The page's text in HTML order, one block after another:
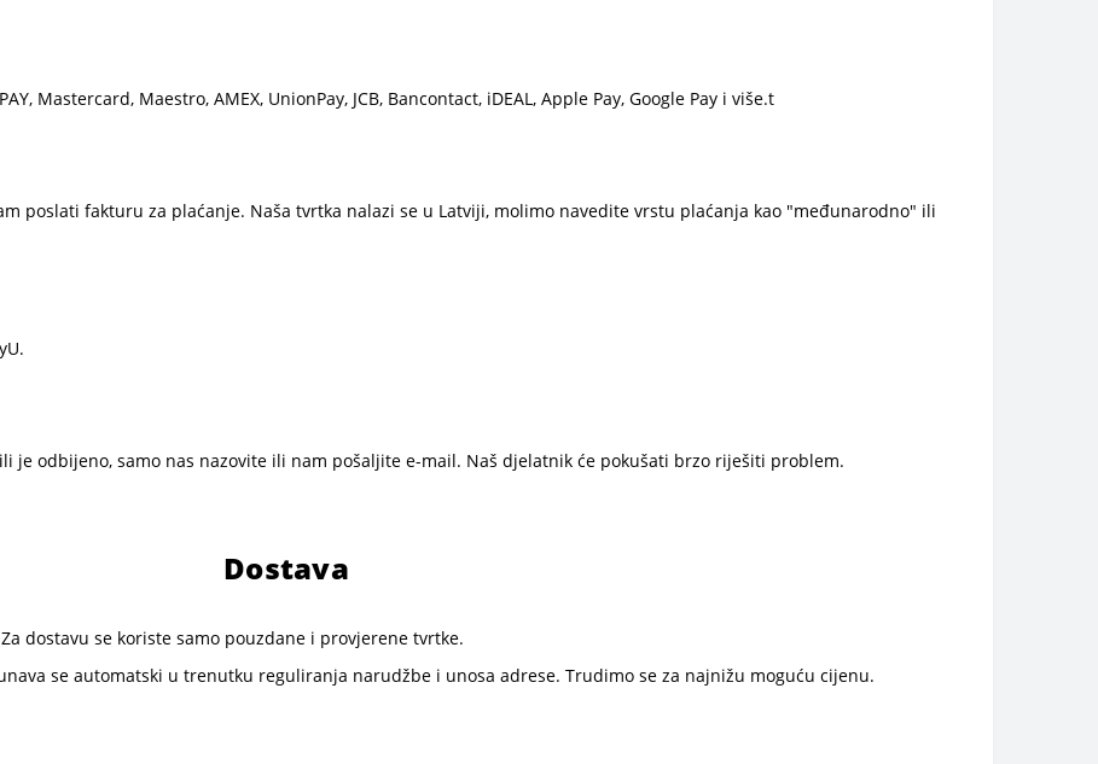
Mastercard, Maestro, AMEX, UnionPay, JCB, Bancontact, iDEAL, Apple Pay, Google Pay i više.t
poslati fakturu za plaćanje. Naša tvrtka nalazi se u Latviji, molimo navedite vrstu plaćanja kao "međunarodno" ili
je odbijeno, samo nas nazovite ili nam pošaljite e-mail. Naš djelatnik će pokušati brzo riješiti problem.
Dostava
dostavu se koriste samo pouzdane i provjerene tvrtke.
se automatski u trenutku reguliranja narudžbe i unosa adrese. Trudimo se za najnižu moguću cijenu.